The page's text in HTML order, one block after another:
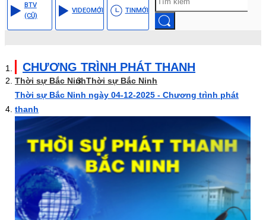
BTV
(CŨ)
VIDEOMỚI TINMỚI
CHƯƠNG TRÌNH PHÁT THANH
Thời sự Bắc NinhThời sự Bắc Ninh
Thời sự Bắc Ninh ngày 04-12-2025 - Chương trình phát
thanh